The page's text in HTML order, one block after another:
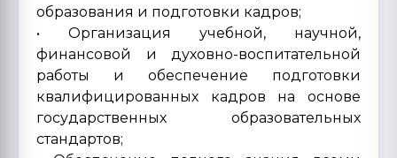
образования и подготовки кадров;
• Организация учебной, научной,
финансовой и духовно-воспитательной
работы и обеспечение подготовки
квалифицированных кадров на основе
государственных образовательных
стандартов;